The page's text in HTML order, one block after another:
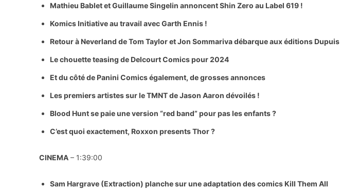
Mathieu Bablet et Guillaume Singelin annoncent Shin Zero au Label 619 !
Komics Initiative au travail avec Garth Ennis !
Retour à Neverland de Tom Taylor et Jon Sommariva débarque aux éditions Dupuis
Le chouette teasing de Delcourt Comics pour 2024
Et du côté de Panini Comics également, de grosses annonces
Les premiers artistes sur le TMNT de Jason Aaron dévoilés !
Blood Hunt se paie une version “red band” pour pas les enfants ?
C’est quoi exactement, Roxxon presents Thor ?
CINEMA – 1:39:00
Sam Hargrave (Extraction) planche sur une adaptation des comics Kill Them All